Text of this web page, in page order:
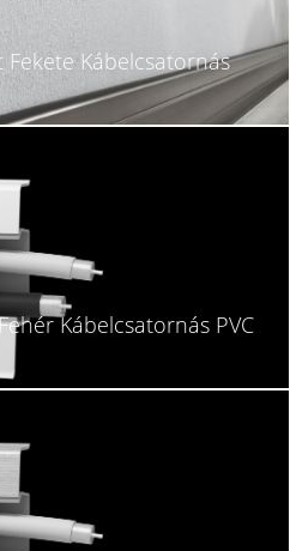
Kábelcsatornás
Kábelcsatornás PVC